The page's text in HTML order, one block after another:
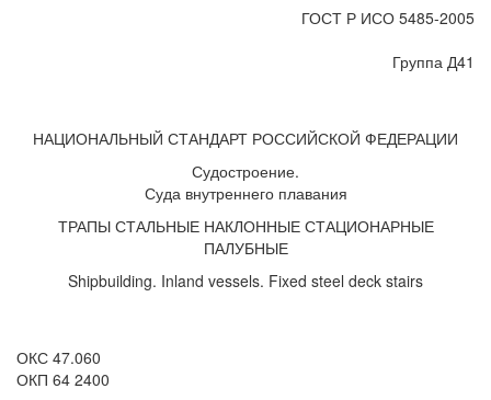
ГОСТ Р ИСО 5485-2005
Группа Д41
НАЦИОНАЛЬНЫЙ СТАНДАРТ РОССИЙСКОЙ ФЕДЕРАЦИИ
Судостроение.
Суда внутреннего плавания
ТРАПЫ СТАЛЬНЫЕ НАКЛОННЫЕ СТАЦИОНАРНЫЕ
ПАЛУБНЫЕ
Shipbuilding. Inland vessels. Fixed steel deck stairs
ОКС 47.060
ОКП 64 2400